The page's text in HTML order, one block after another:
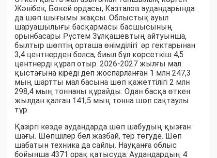
Жәнібек, Бөкей ордасы, Казталов аудандарында
да шөп шығымы жақсы. Облыстық ауыл
шаруашылығы басқармасы басшысының
орынбасары Рүстем Зұлқашевтың айтуынша,
былтыр шөптің орташа өнімділігі әр гектарынан
3,4 центнерден болса, биыл бұл көрсеткіш 4,5
центнерді құрап отыр. 2026-2027 жылғы мал
қыстағына кіреді деп жоспарланған 1 млн 247,3
мың шартты мал басына шөп қажеттілігі 2 млн
298,4 мың тоннаны құрайды. Одан басқа өткен
жылдан қалған 141,5 мың тонна шөп сақтаулы
тұр.
Қазіргі кезде аудандарда шөп шабудың қызған
шағы. Шөпшілер бел жазбай, тер төгуде. Шөп
шабатын техника да сайлы. Науқанға облыс
бойынша 4371 орақ қатысуда. Аудандардың 4